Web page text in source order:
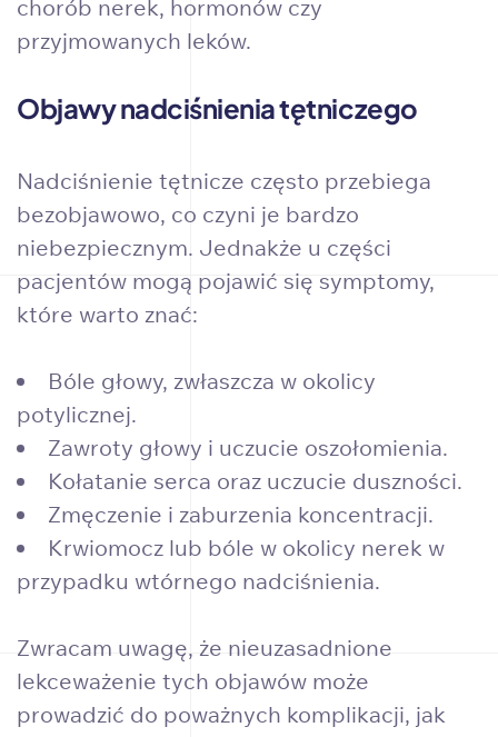
chorób nerek, hormonów czy
przyjmowanych leków.
Objawy nadciśnienia tętniczego
Nadciśnienie tętnicze często przebiega
bezobjawowo, co czyni je bardzo
niebezpiecznym. Jednakże u części
pacjentów mogą pojawić się symptomy,
które warto znać:
Bóle głowy, zwłaszcza w okolicy
potylicznej.
Zawroty głowy i uczucie oszołomienia.
Kołatanie serca oraz uczucie duszności.
Zmęczenie i zaburzenia koncentracji.
Krwiomocz lub bóle w okolicy nerek w
przypadku wtórnego nadciśnienia.
Zwracam uwagę, że nieuzasadnione
lekceważenie tych objawów może
prowadzić do poważnych komplikacji, jak